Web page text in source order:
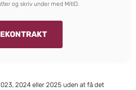
og skriv under med MitID.
2024 eller 2025 uden at få det